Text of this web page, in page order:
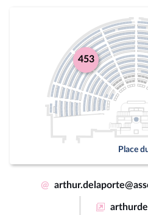
453
Place
@